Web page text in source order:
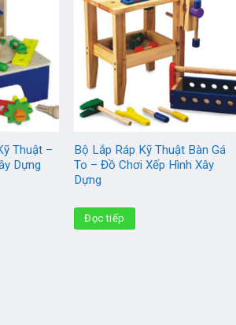
Thuật –
Dựng
Bộ Lắp Ráp Kỹ Thuật Bàn Gá
To – Đồ Chơi Xếp Hình Xây
Dựng
Đọc tiếp